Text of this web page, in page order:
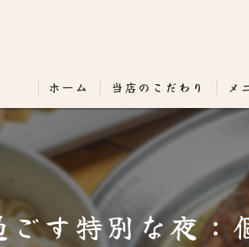
ホーム 当店のこだわり メ
ごす特別な夜